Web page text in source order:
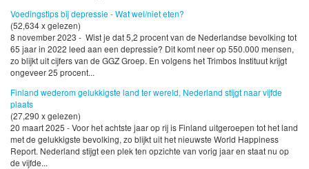
Voedingstips bij depressie - Wat wel/niet eten?
(52,634 x gelezen)
8 november 2023 - Wist je dat 5,2 procent van de Nederlandse bevolking tot
65 jaar in 2022 leed aan een depressie? Dit komt neer op 550.000 mensen,
zo blijkt uit cijfers van de GGZ Groep. En volgens het Trimbos Instituut krijgt
ongeveer 25 procent...
Finland wederom gelukkigste land ter wereld, Nederland stijgt naar vijfde
plaats
(27,290 x gelezen)
20 maart 2025 - Voor het achtste jaar op rij is Finland uitgeroepen tot het land
met de gelukkigste bevolking, zo blijkt uit het nieuwste World Happiness
Report. Nederland stijgt een plek ten opzichte van vorig jaar en staat nu op
de vijfde...